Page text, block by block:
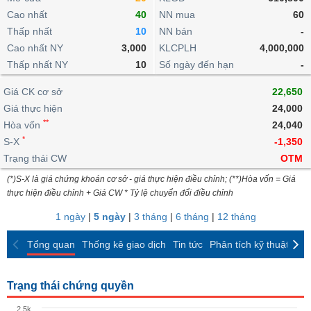
lỗ
Giao
dịch
nội
bộ
giám
Tài
cổ
đông
giá
Nước
ngoài
Tự
doanh
Top
cổ
phiếu
Bản
đồ
Thống
dịch
Chứng
quyền
Tổng
quan
Thống
kê
giao
dịch
Định
giá
Thống
kê
giao
dịch
Phân
tích
Bảng
giá
trực
tuyến
Bộ
lọc
cổ
phiếu
cổ
phiếu
cáo
phân
Vĩ
mô
Chứng
quyền
Trái
doanh
nghiệp
IR
Awards
Đào
tạo
Dịch
vụ
Cao nhất
40
Thấp nhất
10
Cao nhất NY
3,000
Thấp nhất NY
10
NN mua
60
NN bán
-
KLCPLH
4,000,000
Số ngày đến hạn
-
Giá CK cơ sở
22,650
Giá thực hiện
24,000
Hòa vốn **
24,040
S-X *
-1,350
Trạng thái CW
OTM
(*)S-X là giá chứng khoán cơ sở - giá thực hiện điều chỉnh; (**)Hòa vốn = Giá
thực hiện điều chỉnh + Giá CW * Tỷ lệ chuyển đổi điều chỉnh
1 ngày| 5 ngày| 3 tháng | 6 tháng | 12 tháng
Tổng quan Thống kê giao dịch Tin tức Phân tích kỹ thuật
Trạng thái chứng quyền
2.5k
BẤT
ĐỘNG
TÀI
CHÍNH
HÀNG
HÓA
KINH
TẾ
THẾ
GIỚI